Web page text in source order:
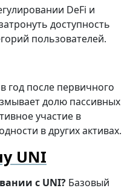
DeFi и
доступность
пользователей.
год после первичного
долю пассивных
участие в
в других активах.
UNI
с UNI? Базовый